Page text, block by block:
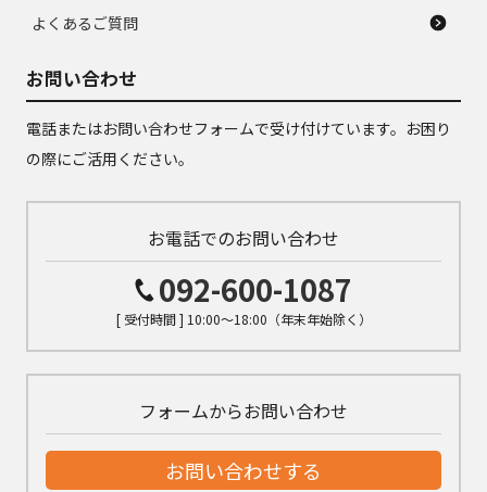
よくあるご質問
お問い合わせ
電話またはお問い合わせフォームで受け付けています。お困り
の際にご活用ください。
お電話でのお問い合わせ
092-600-1087
[ 受付時間 ] 10:00～18:00（年末年始除く）
フォームからお問い合わせ
お問い合わせする